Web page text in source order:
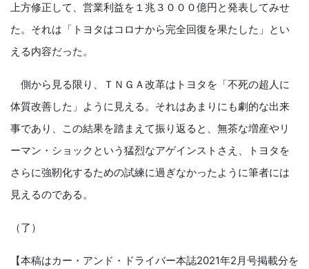
上方修正して、営業利益を１兆３０００億円と発表してみせ
た。それは「トヨタはコロナから完全回復を果たした」とい
える内容だった。
側から見る限り、ＴＮＧＡ改革はトヨタを「不死の超人に
体質改善した」ように見える。それはあまりにも劇的な出来
事であり、この結果を踏まえて振り返ると、無茶な増産やリ
ーマン・ショックという猛烈なアゲインストさえ、トヨタを
さらに強靭化するための試練に過ぎなかったように筆者には
見えるのである。
（了）
【本稿はカー・アンド・ドライバー本誌2021年2月号掲載分を